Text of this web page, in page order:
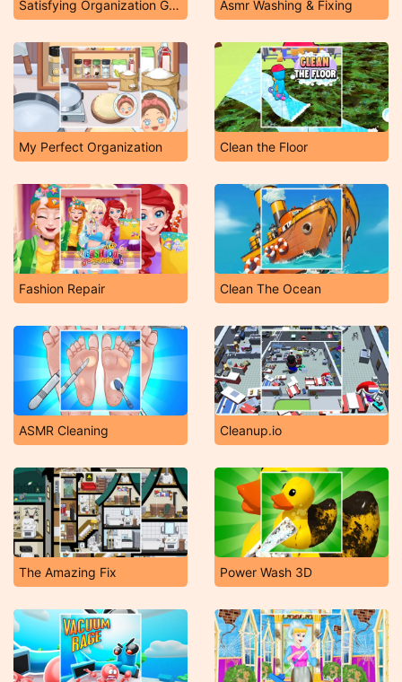
Satisfying Organization Games Asmr Washing & Fixing
My Perfect Organization Clean the Floor
Fashion Repair Clean The Ocean
ASMR Cleaning Cleanup.io
The Amazing Fix Power Wash 3D